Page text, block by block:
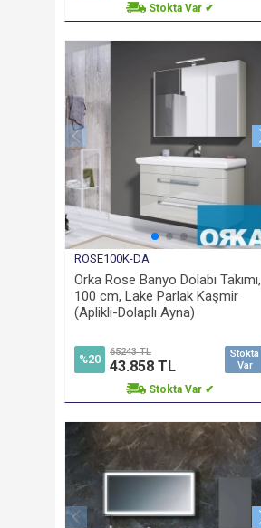
Stokta Var ✔
ROSE100K-DA
Orka Rose Banyo Dolabı Takımı,
100 cm, Lake Parlak Kaşmir
(Aplikli-Dolaplı Ayna)
%20
Stokta
Var
65243 TL
43.858 TL
Stokta Var ✔